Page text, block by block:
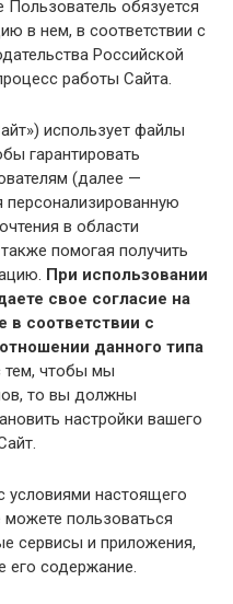
обязуется
в нем, в соответствии с
Российской
работы Сайта.
использует файлы
гарантировать
(далее —
персонализированную
в области
помогая получить
При использовании
свое согласие на
в соответствии с
данного типа
тем, чтобы мы
то вы должны
настройки вашего
условиями настоящего
пользоваться
сервисы и приложения,
его содержание.